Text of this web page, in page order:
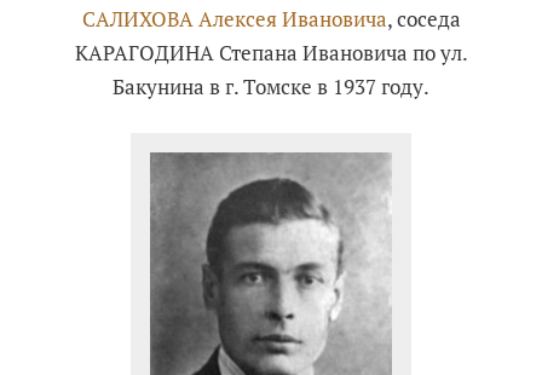
САЛИХОВА Алексея Ивановича, соседа
КАРАГОДИНА Степана Ивановича по ул.
Бакунина в г. Томске в 1937 году.